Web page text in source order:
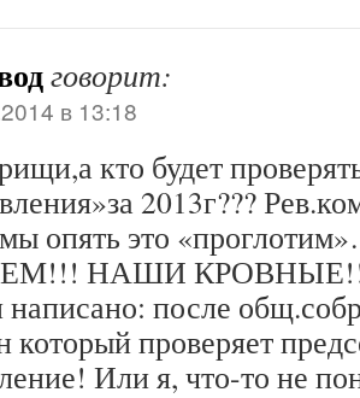
говорит:
в 13:18
кто будет
2013г???
опять это
НАШИ КРОВНЫЕ!!!
написано: после
который проверяет
Или я, что-то не